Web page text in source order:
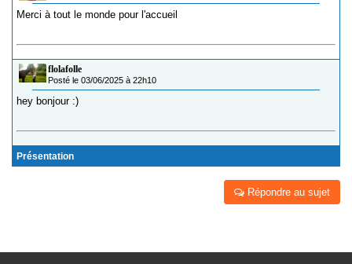
Merci à tout le monde pour l'accueil
flolafolle
Posté le 03/06/2025 à 22h10
hey bonjour :)
Présentation
Répondre au sujet